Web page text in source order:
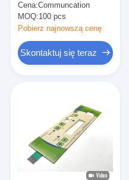
Female Connector and
Velvet Texture/Glossy
Surface Finish
Cena:Communcation
MOQ:100 pcs
Pobierz najnowszą cenę
Skontaktuj się teraz